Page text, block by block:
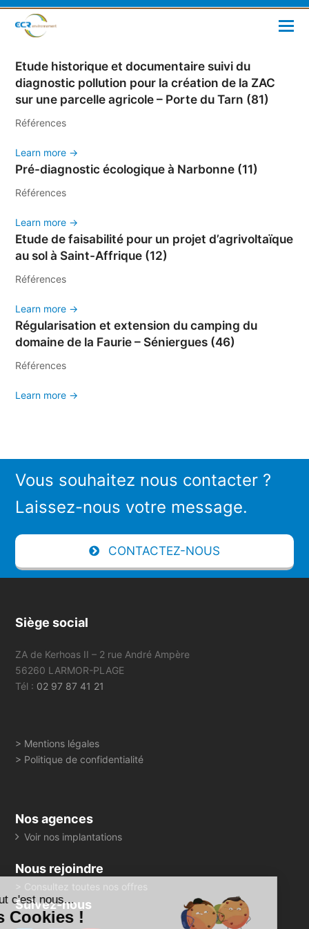
Etude historique et documentaire suivi du
diagnostic pollution pour la création de la ZAC
sur une parcelle agricole – Porte du Tarn (81)
Références
Learn more →
Pré-diagnostic écologique à Narbonne (11)
Références
Learn more →
Etude de faisabilité pour un projet d’agrivoltaïque
au sol à Saint-Affrique (12)
Références
Learn more →
Régularisation et extension du camping du
domaine de la Faurie – Séniergues (46)
Références
Learn more →
Vous souhaitez nous contacter ?
Laissez-nous votre message.
CONTACTEZ-NOUS
Siège social
ZA de Kerhoas II – 2 rue André Ampère
56260 LARMOR-PLAGE
Tél : 02 97 87 41 21
> Mentions légales
> Politique de confidentialité
Nos agences
Voir nos implantations
Nous rejoindre
> Consultez toutes nos offres
Suivez-nous
Salut c'est nous...
les Cookies !